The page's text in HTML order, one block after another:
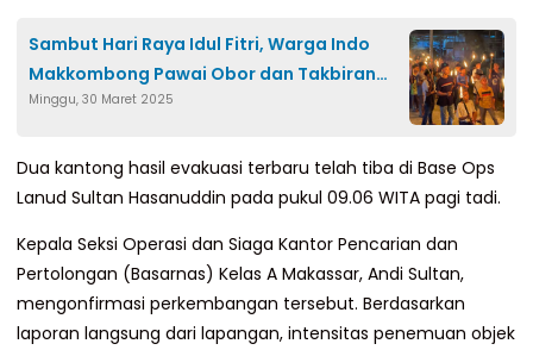
Sambut Hari Raya Idul Fitri, Warga Indo
Makkombong Pawai Obor dan Takbiran
Keliling Kampung
Minggu, 30 Maret 2025
Dua kantong hasil evakuasi terbaru telah tiba di Base Ops
Lanud Sultan Hasanuddin pada pukul 09.06 WITA pagi tadi.
Kepala Seksi Operasi dan Siaga Kantor Pencarian dan
Pertolongan (Basarnas) Kelas A Makassar, Andi Sultan,
mengonfirmasi perkembangan tersebut. Berdasarkan
laporan langsung dari lapangan, intensitas penemuan objek